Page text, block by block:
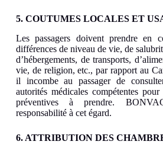
5. COUTUMES LOCALES ET
Les passagers doivent prendre en
différences de niveau de vie, de
d’hébergements, de transports,
vie, de religion, etc., par rapport au
il incombe au passager de
autorités médicales compétentes
préventives à prendre.
responsabilité à cet égard.
6. ATTRIBUTION DES